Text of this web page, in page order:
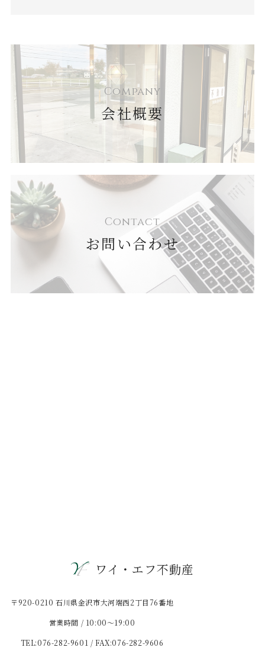
Company
会社概要
Contact
お問い合わせ
ワイ・エフ不動産
〒920-0210 石川県金沢市大河端西2丁目76番地
営業時間 / 10:00〜19:00
TEL:076-282-9601 / FAX:076-282-9606